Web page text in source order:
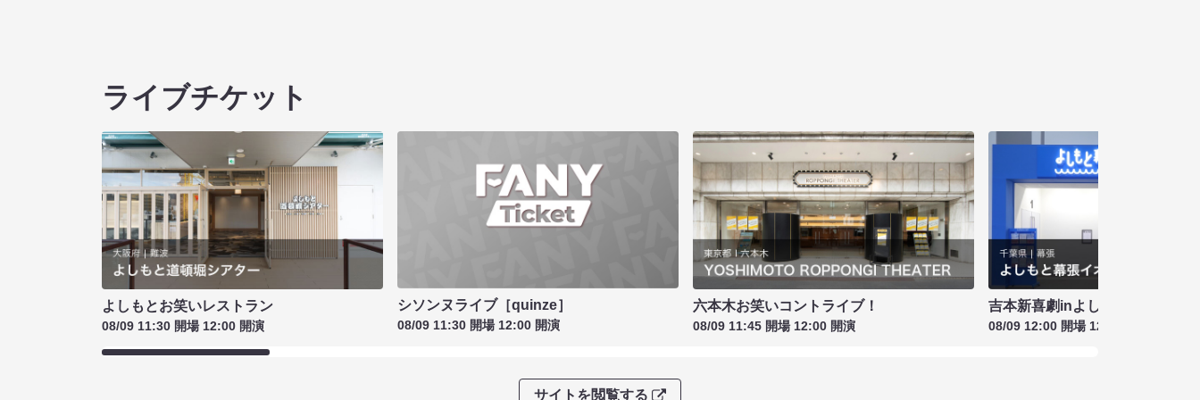
ライブチケット
よしもとお笑いレストラン
08/09 11:30 開場 12:00 開演
シソンヌライブ［quinze］
08/09 11:30 開場 12:00 開演
六本木お笑いコントライブ！
08/09 11:45 開場 12:00 開演
吉本新喜劇inよしもと幕張劇場
08/09 12:00 開場 12:30 開演
サイトを閲覧する